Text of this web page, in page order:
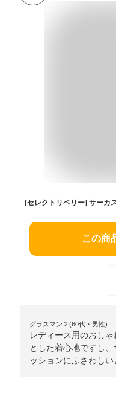
この商
グラスマン２(60代・男性)
レディース用のおし
とした着心地ですし
ッションにふさわしい